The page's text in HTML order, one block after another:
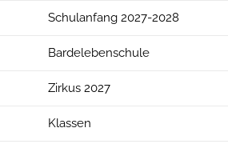
Schulanfang 2027-2028
Bardelebenschule
Zirkus 2027
Klassen